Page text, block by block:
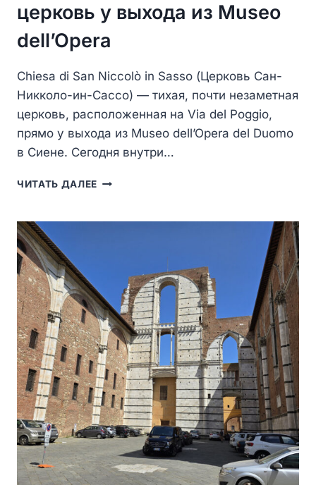
церковь у выхода из Museo
dell’Opera
Chiesa di San Niccolò in Sasso (Церковь Сан-
Никколо-ин-Сассо) — тихая, почти незаметная
церковь, расположенная на Via del Poggio,
прямо у выхода из Museo dell’Opera del Duomo
в Сиене. Сегодня внутри…
ЧИТАТЬ ДАЛЕЕ CHIESA
NICCOLÒ
НЕБОЛЬШАЯ
БАРОЧНАЯ
ЦЕРКОВЬ
У
ВЫХОДА
ИЗ
MUSEO
DELL’OPERA